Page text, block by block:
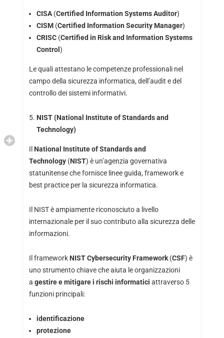
CISA(Certified Information Systems Auditor)
CISM(Certified Information Security Manager)
CRISC(Certified in Risk and Information Systems
Control )
Le quali attestano le competenze professionali nel
campo della sicurezza informatica, dell’audit e del
controllo dei sistemi informativi.
NIST (National Institute of Standards and
Technology)
Il National Institute of Standards and
Technology(NIST) è un’agenzia governativa
statunitense che fornisce linee guida, framework e
best practice per la sicurezza informatica.
Il NIST è ampiamente riconosciuto a livello
internazionale per il suo contributo alla sicurezza delle
informazioni.
Il framework NIST Cybersecurity Framework(CSF) è
uno strumento chiave che aiuta le organizzazioni
a gestire e mitigare i rischi informatici attraverso 5
funzioni principali:
identificazione
protezione